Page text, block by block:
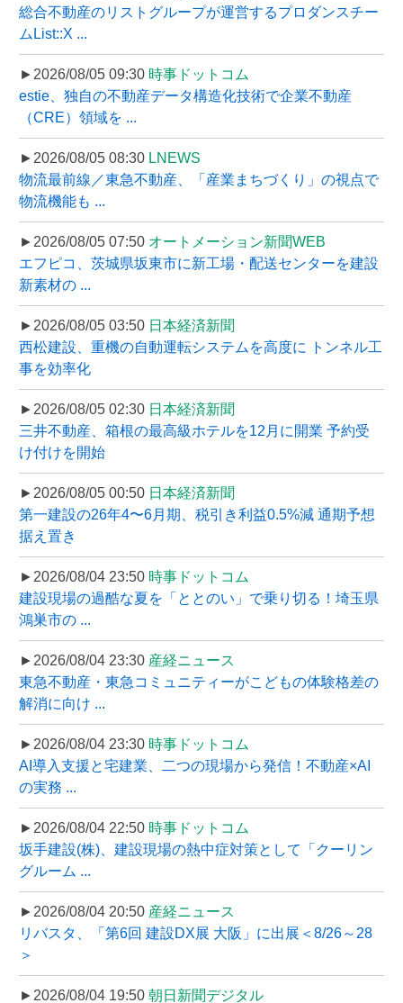
総合不動産のリストグループが運営するプロダンスチー
ムList::X ...
►2026/08/05 09:30 時事ドットコム
estie、独自の不動産データ構造化技術で企業不動産
（CRE）領域を ...
►2026/08/05 08:30 LNEWS
物流最前線／東急不動産、「産業まちづくり」の視点で
物流機能も ...
►2026/08/05 07:50 オートメーション新聞WEB
エフピコ、茨城県坂東市に新工場・配送センターを建設
新素材の ...
►2026/08/05 03:50 日本経済新聞
西松建設、重機の自動運転システムを高度に トンネル工
事を効率化
►2026/08/05 02:30 日本経済新聞
三井不動産、箱根の最高級ホテルを12月に開業 予約受
け付けを開始
►2026/08/05 00:50 日本経済新聞
第一建設の26年4〜6月期、税引き利益0.5%減 通期予想
据え置き
►2026/08/04 23:50 時事ドットコム
建設現場の過酷な夏を「ととのい」で乗り切る！埼玉県
鴻巣市の ...
►2026/08/04 23:30 産経ニュース
東急不動産・東急コミュニティーがこどもの体験格差の
解消に向け ...
►2026/08/04 23:30 時事ドットコム
AI導入支援と宅建業、二つの現場から発信！不動産×AI
の実務 ...
►2026/08/04 22:50 時事ドットコム
坂手建設(株)、建設現場の熱中症対策として「クーリン
グルーム ...
►2026/08/04 20:50 産経ニュース
リバスタ、「第6回 建設DX展 大阪」に出展＜8/26～28
＞
►2026/08/04 19:50 朝日新聞デジタル